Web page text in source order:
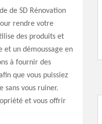
de SD Rénovation
rendre votre
des produits et
et un démoussage en
à fournir des
que vous puissiez
sans vous ruiner.
et vous offrir